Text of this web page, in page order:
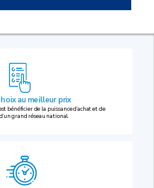
au meilleur prix
bénéficier de la puissance d’achat et de
d’un grand réseau national.